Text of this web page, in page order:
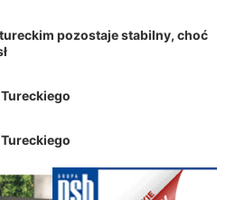
pozostaje stabilny, choć